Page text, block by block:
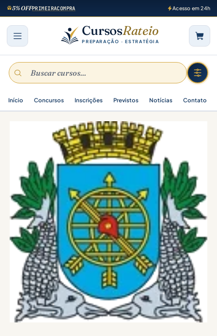
5% OFFPRIMEIRACOMPRA Acesso em 24h
CursosRateio
PREPARAÇÃO · ESTRATÉGIA
Início Concursos Inscrições Previstos Notícias Contato